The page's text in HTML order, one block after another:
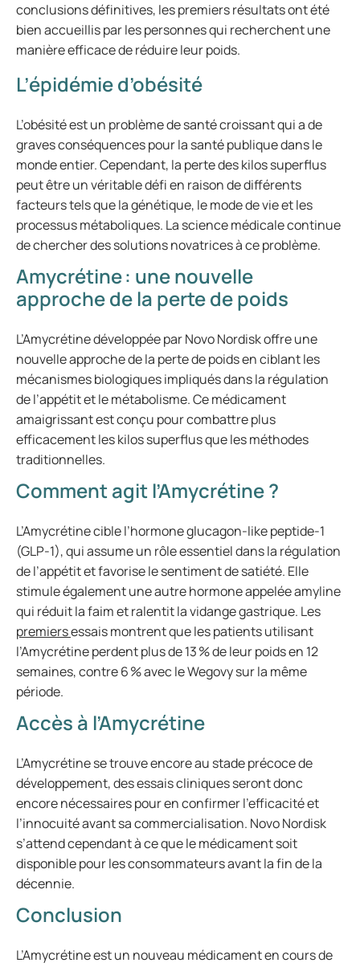
conclusions définitives, les premiers résultats ont été
bien accueillis par les personnes qui recherchent une
manière efficace de réduire leur poids.
L’épidémie d’obésité
L’obésité est un problème de santé croissant qui a de
graves conséquences pour la santé publique dans le
monde entier. Cependant, la perte des kilos superflus
peut être un véritable défi en raison de différents
facteurs tels que la génétique, le mode de vie et les
processus métaboliques. La science médicale continue
de chercher des solutions novatrices à ce problème.
Amycrétine : une nouvelle
approche de la perte de poids
L’Amycrétine développée par Novo Nordisk offre une
nouvelle approche de la perte de poids en ciblant les
mécanismes biologiques impliqués dans la régulation
de l’appétit et le métabolisme. Ce médicament
amaigrissant est conçu pour combattre plus
efficacement les kilos superflus que les méthodes
traditionnelles.
Comment agit l’Amycrétine ?
L’Amycrétine cible l’hormone glucagon-like peptide-1
(GLP-1), qui assume un rôle essentiel dans la régulation
de l’appétit et favorise le sentiment de satiété. Elle
stimule également une autre hormone appelée amyline
qui réduit la faim et ralentit la vidange gastrique. Les
premiersessais montrent que les patients utilisant
l’Amycrétine perdent plus de 13 % de leur poids en 12
semaines, contre 6 % avec le Wegovy sur la même
période.
Accès à l’Amycrétine
L’Amycrétine se trouve encore au stade précoce de
développement, des essais cliniques seront donc
encore nécessaires pour en confirmer l’efficacité et
l’innocuité avant sa commercialisation. Novo Nordisk
s’attend cependant à ce que le médicament soit
disponible pour les consommateurs avant la fin de la
décennie.
Conclusion
L’Amycrétine est un nouveau médicament en cours de